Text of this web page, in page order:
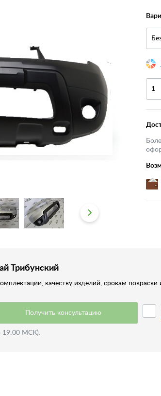
Трибунский
качеству изделий, срокам
Получить консультацию
19:00 МСК).